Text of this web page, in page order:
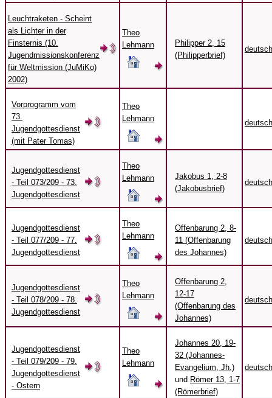
Leuchtraketen - Scheint
als Lichter in der
Finsternis (10.
Jugendmissionskonferenz
für Weltmission (JuMiKo)
2002)
Theo
Lehmann
Philipper 2, 15
(Philipperbrief)
deutsch
Vorprogramm vom
73.
Jugendgottesdienst
(mit Pater Tomas)
Theo
Lehmann
deutsch
Jugendgottesdienst
- Teil 073/209 - 73.
Jugendgottesdienst
Theo
Lehmann
Jakobus 1, 2-8
(Jakobusbrief)
deutsch
Jugendgottesdienst
- Teil 077/209 - 77.
Jugendgottesdienst
Theo
Lehmann
Offenbarung 2, 8-
11 (Offenbarung
des Johannes)
deutsch
Jugendgottesdienst
- Teil 078/209 - 78.
Jugendgottesdienst
Theo
Lehmann
Offenbarung 2,
12-17
(Offenbarung des
Johannes)
deutsch
Jugendgottesdienst
- Teil 079/209 - 79.
Jugendgottesdienst
- Ostern
Theo
Lehmann
Johannes 20, 19-
32 (Johannes-
Evangelium, Jh.)
und Römer 13, 1-7
(Römerbrief)
deutsch